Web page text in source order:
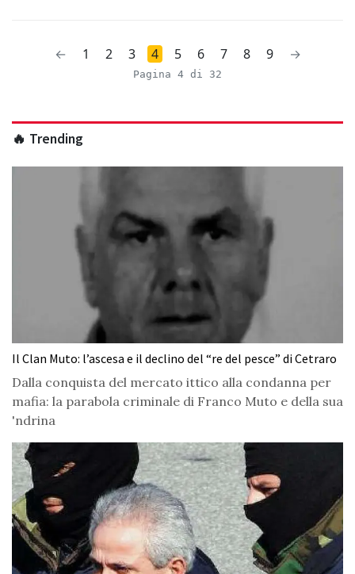
← 1 2 3 4 5 6 7 8 9 →
Pagina 4 di 32
🔥 Trending
Il Clan Muto: l’ascesa e il declino del “re del pesce” di Cetraro
Dalla conquista del mercato ittico alla condanna per
mafia: la parabola criminale di Franco Muto e della sua
'ndrina